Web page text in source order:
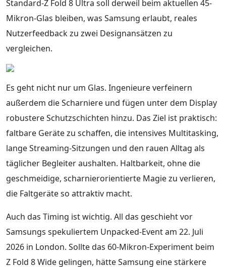
Standard-Z Fold 8 Ultra soll derweil beim aktuellen 45-
Mikron-Glas bleiben, was Samsung erlaubt, reales
Nutzerfeedback zu zwei Designansätzen zu
vergleichen.
Es geht nicht nur um Glas. Ingenieure verfeinern
außerdem die Scharniere und fügen unter dem Display
robustere Schutzschichten hinzu. Das Ziel ist praktisch:
faltbare Geräte zu schaffen, die intensives Multitasking,
lange Streaming-Sitzungen und den rauen Alltag als
täglicher Begleiter aushalten. Haltbarkeit, ohne die
geschmeidige, scharnierorientierte Magie zu verlieren,
die Faltgeräte so attraktiv macht.
Auch das Timing ist wichtig. All das geschieht vor
Samsungs spekuliertem Unpacked-Event am 22. Juli
2026 in London. Sollte das 60-Mikron-Experiment beim
Z Fold 8 Wide gelingen, hätte Samsung eine stärkere